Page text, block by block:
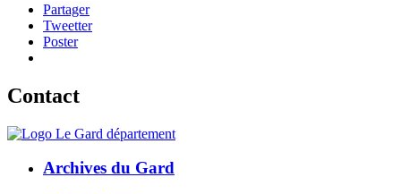
Partager
Tweetter
Poster
Contact
Archives du Gard